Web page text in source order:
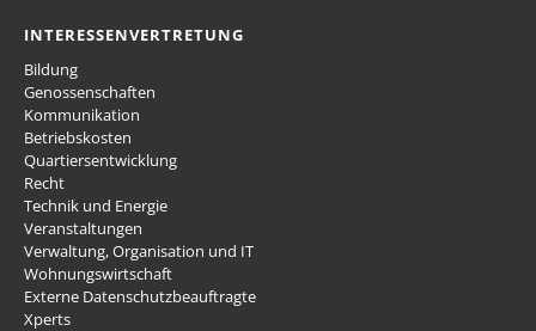
INTERESSENVERTRETUNG
Bildung
Genossenschaften
Kommunikation
Betriebskosten
Quartiersentwicklung
Recht
Technik und Energie
Veranstaltungen
Verwaltung, Organisation und IT
Wohnungswirtschaft
Externe Datenschutzbeauftragte
Xperts